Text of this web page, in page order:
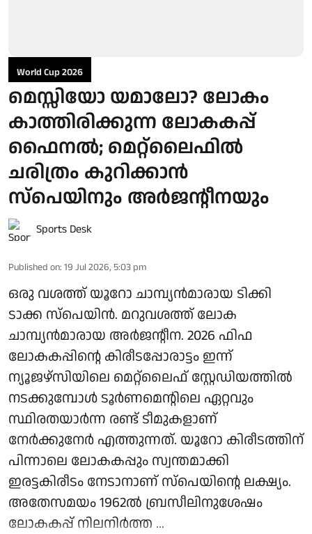
World Cup 2026
മെസ്സിയോ യമാലോ? ലോകം
കാത്തിരിക്കുന്ന ലോകകപ്പ്
ഫൈനൽ; മെറ്റ്ലൈഫിൽ
ചരിത്രം കുറിക്കാൻ
സ്പെയിനും അർജന്റീനയും
Sports Desk
Published on: 19 Jul 2026, 5:03 pm
ഒരു വശത്ത് യൂറോ ചാമ്പ്യൻമാരായ ടിക്കി
ടാക്ക സ്പെയിൻ. മറുവശത്ത് ലോക
ചാമ്പ്യൻമാരായ അർജന്റീന. 2026 ഫിഫ
ലോകകപ്പിന്റെ കിരീടപ്പോരാട്ടം ഇന്ന്
ന്യൂജഴ്‌സിയിലെ മെറ്റ്‌ലൈഫ് സ്റ്റേഡിയത്തിൽ
നടക്കുമ്പോൾ ടൂർണമെന്റിലെ ഏറ്റവും
സ്ഥിരതയാർന്ന രണ്ട് ടീമുകളാണ്
നേർക്കുനേർ എത്തുന്നത്. യൂറോ കിരീടത്തിന്
പിന്നാലെ ലോകകപ്പും സ്വന്തമാക്കി
ഇരട്ടകിരീടം നേടാനാണ് സ്പെയിന്റെ ലക്ഷ്യം.
അതേസമയം 1962ൽ ബ്രസീലിനുശേഷം
ലോകകപ്പ് നിലനിർത്ത ...